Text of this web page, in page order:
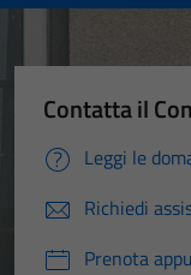
Contatta il
Leggi le
Richiedi
Prenota